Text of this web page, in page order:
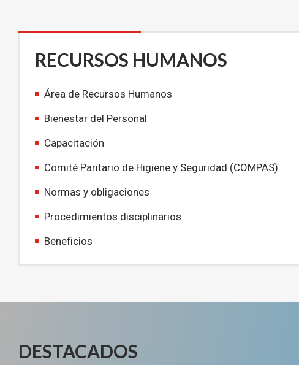
RECURSOS HUMANOS
Área de Recursos Humanos
Bienestar del Personal
Capacitación
Comité Paritario de Higiene y Seguridad (COMPAS)
Normas y obligaciones
Procedimientos disciplinarios
Beneficios
DESTACADOS